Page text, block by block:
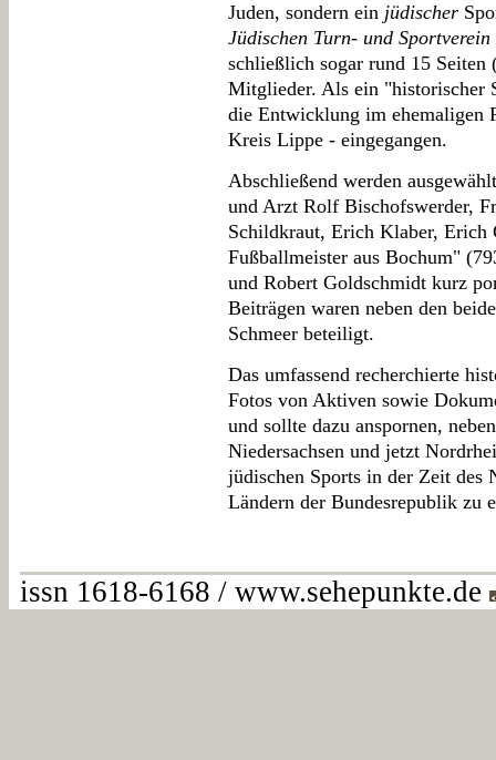
Juden, sondern ein jüdischer
Jüdischen Turn- und
schließlich sogar rund 15
Mitglieder. Als ein "historischer
die Entwicklung im ehemaligen
Kreis Lippe - eingegangen.
Abschließend werden
und Arzt Rolf Bischofswerder,
Schildkraut, Erich Klaber, Erich
Fußballmeister aus Bochum"
und Robert Goldschmidt kurz
Beiträgen waren neben den
Schmeer beteiligt.
Das umfassend recherchierte
Fotos von Aktiven sowie
und sollte dazu anspornen,
Niedersachsen und jetzt
jüdischen Sports in der Zeit des
Ländern der Bundesrepublik zu
issn 1618-6168 / www.sehepunkte.de